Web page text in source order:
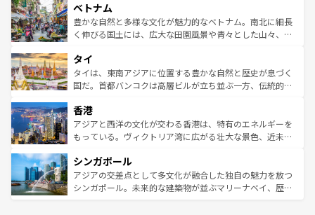
参照してほしい。
容にもいいと評判のスイーツなど、バラエティ豊かな料理
が味わえる。 なお、新着の台湾情報は コンテンツ一覧を参
照してほしい。
き、地方に足を延ばせば四季折々の自然美を楽しむことが
できる。そして、キムチや焼肉、絶品のストリートフード
まで、さまざまな韓国料理が待っている。夜には、韓国な
リティに包まれながら、韓国の多彩な魅力を心ゆくまで味
わってみてほしい。 なお、新着の韓国情報はコンテンツ一
覧を参照してほしい。
ベトナム
豊かな自然と多様な文化が魅力的なベトナム。南北に細長
く伸びる国土には、広大な田園風景や青々とした山々、世
急速な発展と共に伝統が息づく。ハノイの古い町並みやホ
ーチミン市のフランス統治時代の建物も、独特の雰囲気を
醸し出している。また、バラエティの豊かさとおいしさで
とつ。フォーやバインミー、ベトナムコーヒーなどは、ぜ
ひ現地で味わいたい。どの地域を訪れてもあたたかい人々
が旅行者を迎えてくれるので、きっと忘れられない旅にな
参照してほしい。
タイ
タイは、東南アジアに位置する豊かな自然と歴史が息づく
国だ。首都バンコクは高層ビルが立ち並ぶ一方、伝統的な
の活気が交差している。北部ではチェンマイなどの山岳地
帯で自然と触れ合い、南部ではプーケットやクラビの美し
いビーチでリゾート気分を楽しむことができる。タイ料理
激する。気候は一年中温暖で、どの季節にも異なる楽しみ
が待っている。親しみやすいタイの人々、仏教を中心とし
た文化、そして多様な観光資源が、訪れる旅人を魅了し続
香港
アジアと西洋の文化が交わる香港は、特有のエネルギーを
もっている。ヴィクトリア湾に広がる壮大な景色、近未来
み、どこを訪れても感動するはず。観光スポットが密集し
ており、効率よく見どころを回れるのも魅力。息をのむよ
うな絶景から文化的な体験まで、香港を存分に楽しみ尽く
シンガポール
アジアの交差点として多文化が融合した独自の魅力を放つ
シンガポール。未来的な建築物が並ぶマリーナベイ、歴史